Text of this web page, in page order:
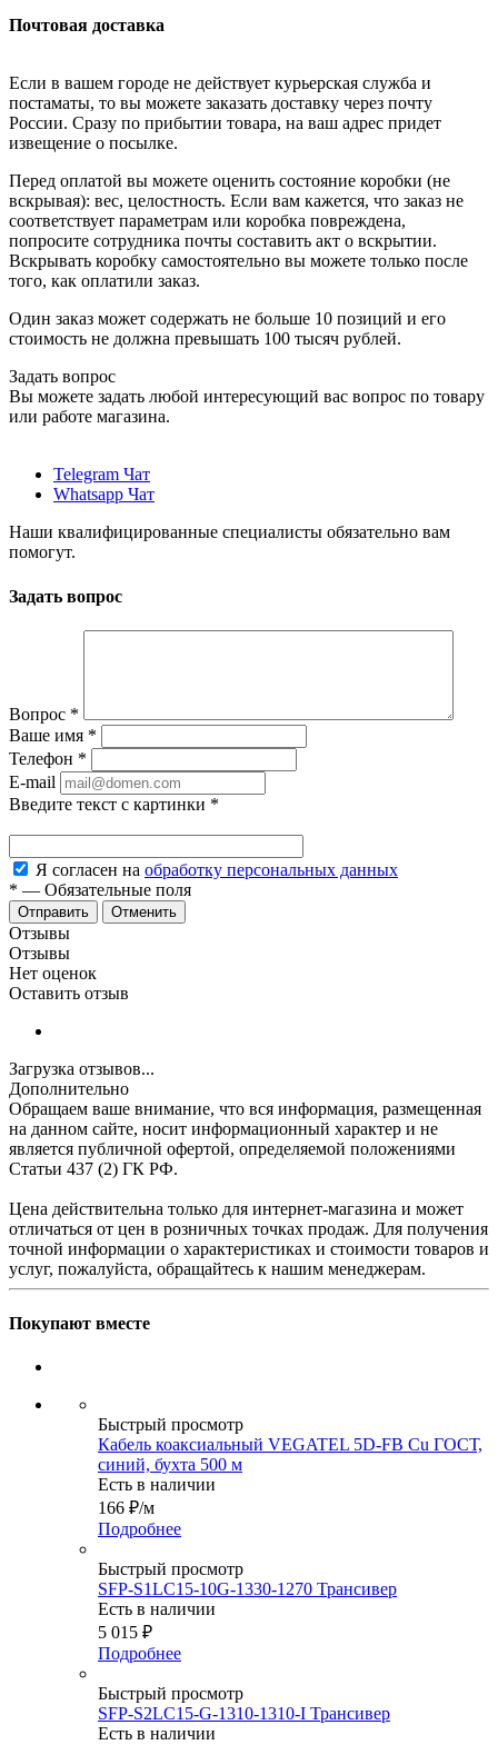
Почтовая доставка
Если в вашем городе не действует курьерская служба и
постаматы, то вы можете заказать доставку через почту
России. Сразу по прибытии товара, на ваш адрес придет
извещение о посылке.
Перед оплатой вы можете оценить состояние коробки (не
вскрывая): вес, целостность. Если вам кажется, что заказ не
соответствует параметрам или коробка повреждена,
попросите сотрудника почты составить акт о вскрытии.
Вскрывать коробку самостоятельно вы можете только после
того, как оплатили заказ.
Один заказ может содержать не больше 10 позиций и его
стоимость не должна превышать 100 тысяч рублей.
Задать вопрос
Вы можете задать любой интересующий вас вопрос по товару
или работе магазина.
Telegram Чат
Whatsapp Чат
Наши квалифицированные специалисты обязательно вам
помогут.
Задать вопрос
Вопрос *
Ваше имя *
Телефон *
E-mail
Введите текст с картинки *
Я согласен на обработку персональных данных
* — Обязательные поля
Отменить
Отзывы
Отзывы
Нет оценок
Оставить отзыв
Загрузка отзывов...
Дополнительно
Обращаем ваше внимание, что вся информация, размещенная
на данном сайте, носит информационный характер и не
является публичной офертой, определяемой положениями
Статьи 437 (2) ГК РФ.
Цена действительна только для интернет-магазина и может
отличаться от цен в розничных точках продаж. Для получения
точной информации о характеристиках и стоимости товаров и
услуг, пожалуйста, обращайтесь к нашим менеджерам.
Покупают вместе
Быстрый просмотр
Кабель коаксиальный VEGATEL 5D-FB Cu ГОСТ,
синий, бухта 500 м
Есть в наличии
166 ₽/м
Подробнее
Быстрый просмотр
SFP-S1LC15-10G-1330-1270 Трансивер
Есть в наличии
5 015 ₽
Подробнее
Быстрый просмотр
SFP-S2LC15-G-1310-1310-I Трансивер
Есть в наличии